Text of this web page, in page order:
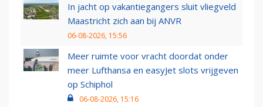
In jacht op vakantiegangers sluit vliegveld
Maastricht zich aan bij ANVR
06-08-2026, 15:56
Meer ruimte voor vracht doordat onder
meer Lufthansa en easyJet slots vrijgeven
op Schiphol
06-08-2026, 15:16